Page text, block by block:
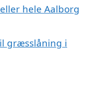
hele Aalborg
græsslåning i